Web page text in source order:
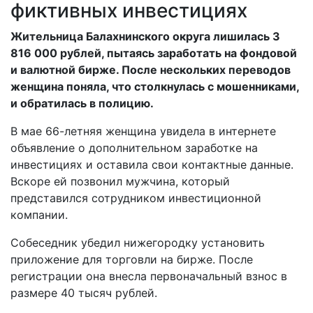
фиктивных инвестициях
Жительница Балахнинского округа лишилась 3
816 000 рублей, пытаясь заработать на фондовой
и валютной бирже. После нескольких переводов
женщина поняла, что столкнулась с мошенниками,
и обратилась в полицию.
В мае 66-летняя женщина увидела в интернете
объявление о дополнительном заработке на
инвестициях и оставила свои контактные данные.
Вскоре ей позвонил мужчина, который
представился сотрудником инвестиционной
компании.
Собеседник убедил нижегородку установить
приложение для торговли на бирже. После
регистрации она внесла первоначальный взнос в
размере 40 тысяч рублей.